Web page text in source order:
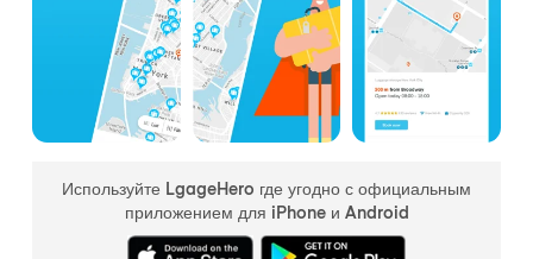
Используйте LgageHero где угодно с официальным
приложением для iPhone и Android